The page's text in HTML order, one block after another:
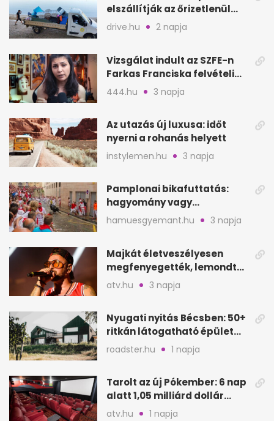
elszállítják az őrizetlenül
hagyott törölközőket
drive.hu 2 napja
Vizsgálat indult az SZFE-n
Farkas Franciska felvételi
videója után
444.hu 3 napja
Az utazás új luxusa: időt
nyerni a rohanás helyett
instylemen.hu 3 napja
Pamplonai bikafuttatás:
hagyomány vagy
értelmetlen vérontás?
hamuesgyemant.hu 3 napja
Majkát életveszélyesen
megfenyegették, lemondta
a sepsiszentgyörgyi
atv.hu 3 napja
Nyugati nyitás Bécsben: 50+
ritkán látogatható épület
nyílik meg
roadster.hu 1 napja
Tarolt az új Pókember: 6 nap
alatt 1,05 milliárd dollár
bevétel
atv.hu 1 napja